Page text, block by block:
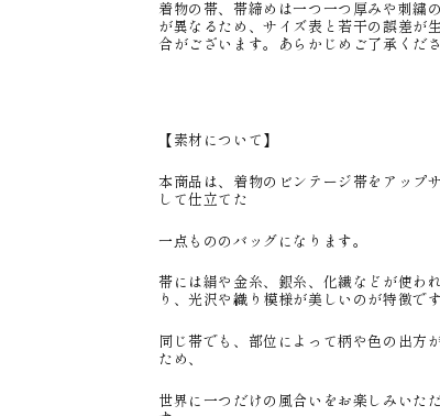
着物の帯、帯締めは一つ一つ厚みや刺繍
が異なるため、サイズ表と若干の誤差が
合がございます。あらかじめご了承くださ
【素材について】
本商品は、着物のビンテージ帯をアップ
して仕立てた
一点もののバッグになります。
帯には絹や金糸、銀糸、化繊などが使わ
り、光沢や織り模様が美しいのが特徴です
同じ帯でも、部位によって柄や色の出方
ため、
世界に一つだけの風合いをお楽しみいた